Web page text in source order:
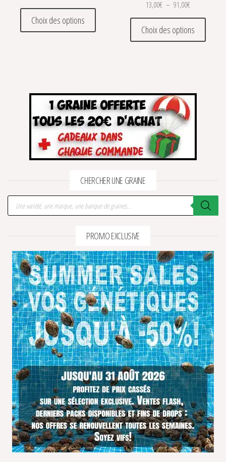
Choix des options
Ce produit a plusieurs variations. Les
13,00€ – 91,00€Plage de prix
Choix des options
Ce
CHERCHER UNE GRAINE
Recherche de produits
PROMO EXCLUSIVE